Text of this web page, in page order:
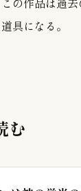
具になる。
む